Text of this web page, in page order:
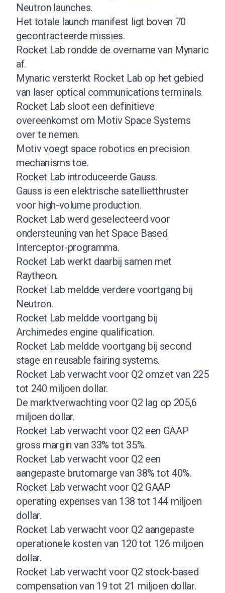
Neutron launches.
Het totale launch manifest ligt boven 70
gecontracteerde missies.
Rocket Lab rondde de overname van Mynaric
af.
Mynaric versterkt Rocket Lab op het gebied
van laser optical communications terminals.
Rocket Lab sloot een definitieve
overeenkomst om Motiv Space Systems
over te nemen.
Motiv voegt space robotics en precision
mechanisms toe.
Rocket Lab introduceerde Gauss.
Gauss is een elektrische satellietthruster
voor high-volume production.
Rocket Lab werd geselecteerd voor
ondersteuning van het Space Based
Interceptor-programma.
Rocket Lab werkt daarbij samen met
Raytheon.
Rocket Lab meldde verdere voortgang bij
Neutron.
Rocket Lab meldde voortgang bij
Archimedes engine qualification.
Rocket Lab meldde voortgang bij second
stage en reusable fairing systems.
Rocket Lab verwacht voor Q2 omzet van 225
tot 240 miljoen dollar.
De marktverwachting voor Q2 lag op 205,6
miljoen dollar.
Rocket Lab verwacht voor Q2 een GAAP
gross margin van 33% tot 35%.
Rocket Lab verwacht voor Q2 een
aangepaste brutomarge van 38% tot 40%.
Rocket Lab verwacht voor Q2 GAAP
operating expenses van 138 tot 144 miljoen
dollar.
Rocket Lab verwacht voor Q2 aangepaste
operationele kosten van 120 tot 126 miljoen
dollar.
Rocket Lab verwacht voor Q2 stock-based
compensation van 19 tot 21 miljoen dollar.